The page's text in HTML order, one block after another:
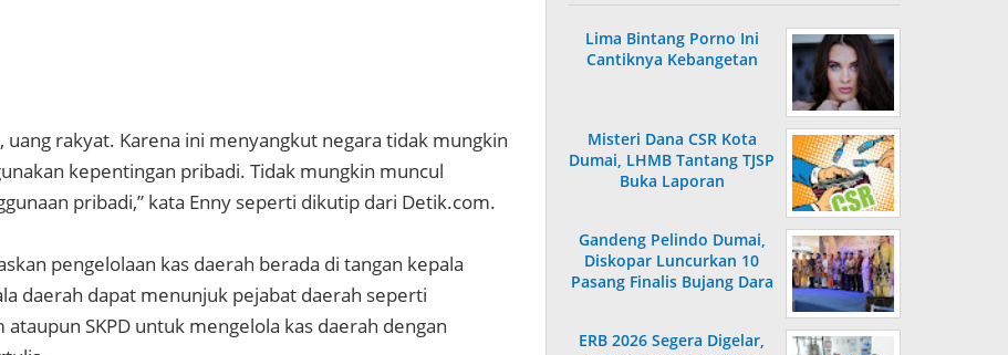
uang rakyat. Karena ini menyangkut negara tidak mungkin
kepentingan pribadi. Tidak mungkin muncul
pribadi,” kata Enny seperti dikutip dari Detik.com.
pengelolaan kas daerah berada di tangan kepala
daerah dapat menunjuk pejabat daerah seperti
SKPD untuk mengelola kas daerah dengan
Lima Bintang Porno Ini
Cantiknya Kebangetan
Misteri Dana CSR Kota
Dumai, LHMB Tantang TJSP
Buka Laporan
Gandeng Pelindo Dumai,
Diskopar Luncurkan 10
Pasang Finalis Bujang Dara
ERB 2026 Segera Digelar,